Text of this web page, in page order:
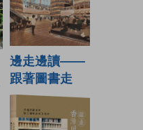
邊走邊讀——
跟著圖書走